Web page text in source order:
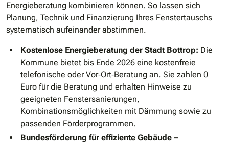
Energieberatung kombinieren können. So lassen sich
Planung, Technik und Finanzierung Ihres Fenstertauschs
systematisch aufeinander abstimmen.
Kostenlose Energieberatung der Stadt Bottrop: Die
Kommune bietet bis Ende 2026 eine kostenfreie
telefonische oder Vor‐Ort‐Beratung an. Sie zahlen 0
Euro für die Beratung und erhalten Hinweise zu
geeigneten Fenstersanierungen,
Kombinationsmöglichkeiten mit Dämmung sowie zu
passenden Förderprogrammen.
Bundesförderung für effiziente Gebäude –